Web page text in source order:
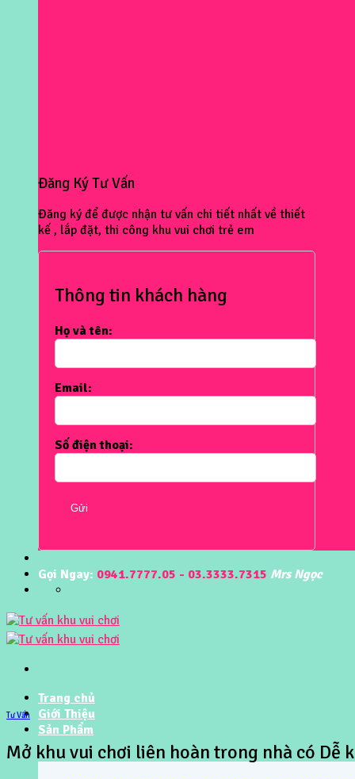
Đăng Ký Tư Vấn
Đăng ký để được nhận tư vấn chi tiết nhất về thiết
kế , lắp đặt, thi công khu vui chơi trẻ em
Thông tin khách hàng
Họ và tên:
Email:
Số điện thoại:
Gửi
Gọi Ngay: 0941.7777.05 - 03.3333.7315 Mrs Ngọc
Trang chủ
Giới Thiệu
Sản Phẩm
Tư Vấn
Mở khu vui chơi liên hoàn trong nhà có Dễ